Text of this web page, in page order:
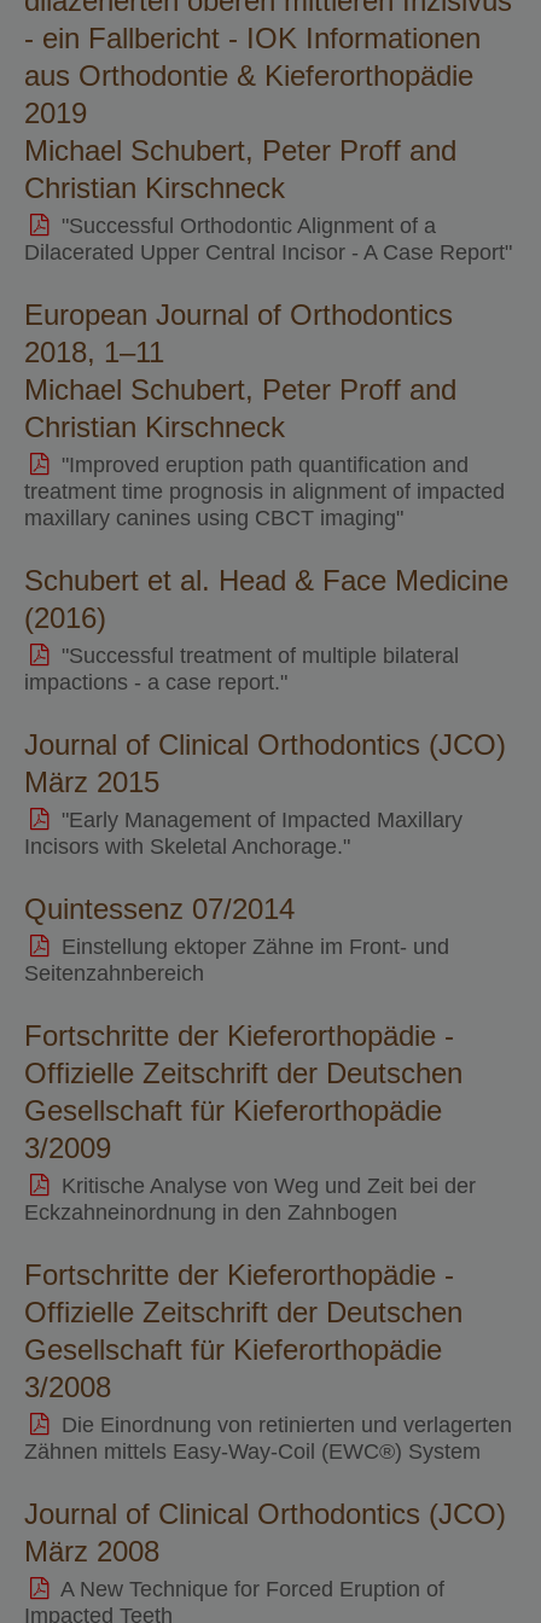
- ein Fallbericht - IOK Informationen
aus Orthodontie & Kieferorthopädie
2019
Michael Schubert, Peter Proff and
Christian Kirschneck
"Successful Orthodontic Alignment of a
Dilacerated Upper Central Incisor - A Case Report"
European Journal of Orthodontics
2018, 1–11
Michael Schubert, Peter Proff and
Christian Kirschneck
"Improved eruption path quantification and
treatment time prognosis in alignment of impacted
maxillary canines using CBCT imaging"
Schubert et al. Head & Face Medicine
(2016)
"Successful treatment of multiple bilateral
impactions - a case report."
Journal of Clinical Orthodontics (JCO)
März 2015
"Early Management of Impacted Maxillary
Incisors with Skeletal Anchorage."
Quintessenz 07/2014
Einstellung ektoper Zähne im Front- und
Seitenzahnbereich
Fortschritte der Kieferorthopädie -
Offizielle Zeitschrift der Deutschen
Gesellschaft für Kieferorthopädie
3/2009
Kritische Analyse von Weg und Zeit bei der
Eckzahneinordnung in den Zahnbogen
Fortschritte der Kieferorthopädie -
Offizielle Zeitschrift der Deutschen
Gesellschaft für Kieferorthopädie
3/2008
Die Einordnung von retinierten und verlagerten
Zähnen mittels Easy-Way-Coil (EWC®) System
Journal of Clinical Orthodontics (JCO)
März 2008
A New Technique for Forced Eruption of
Impacted Teeth